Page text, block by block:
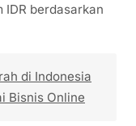
berdasarkan
di Indonesia
Bisnis Online